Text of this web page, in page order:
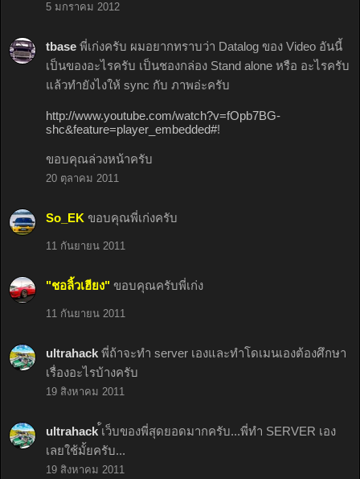
5 มกราคม 2012
tbase พี่เก่งครับ ผมอยากทราบว่า Datalog ของ Video อันนี้
เป็นของอะไรครับ เป็นชองกล่อง Stand alone หรือ อะไรครับ
แล้วทำยังไงให้ sync กับ ภาพอ่ะครับ
http://www.youtube.com/watch?v=fOpb7BG-
shc&feature=player_embedded#!
ขอบคุณล่วงหน้าครับ
20 ตุลาคม 2011
So_EK ขอบคุณพี่เก่งครับ
11 กันยายน 2011
"ชอลิ้วเฮียง" ขอบคุณครับพี่เก่ง
11 กันยายน 2011
ultrahack พี่ถ้าจะทำ server เองและทำโดเมนเองต้องศึกษา
เรื่องอะไรบ้างครับ
19 สิงหาคม 2011
ultrahack ้้เว็บของพี่สุดยอดมากครับ...พี่ทำ SERVER เอง
เลยใช้มั้ยครับ...
19 สิงหาคม 2011